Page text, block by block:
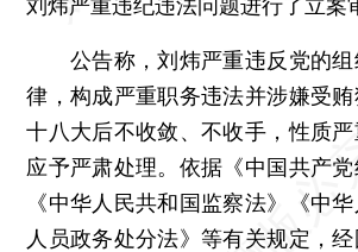
公告称，刘炜严重违反党的组
律，构成严重职务违法并涉嫌受
十八大后不收敛、不收手，性质严
应予严肃处理。依据《中国共产党
《中华人民共和国监察法》《中
人员政务处分法》等有关规定，